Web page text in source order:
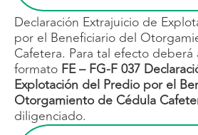
Declaración Extrajuicio de
por el Beneficiario del
Cafetera. Para tal efecto deberá
formato FE – FG-F 037
Explotación del Predio por el
Otorgamiento de Cédula
diligenciado.